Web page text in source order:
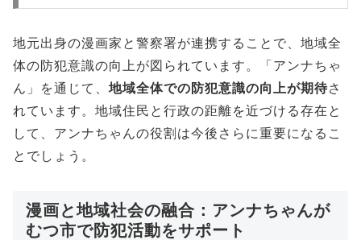
地元出身の漫画家と警察署が連携することで、地域全
体の防犯意識の向上が図られています。「アンナちゃ
ん」を通じて、 地域全体での防犯意識の向上が期待さ
れています。地域住民と行政の距離を近づける存在と
して、アンナちゃんの役割は今後さらに重要になるこ
とでしょう。
漫画と地域社会の融合：アンナちゃんが
むつ市で防犯活動をサポート